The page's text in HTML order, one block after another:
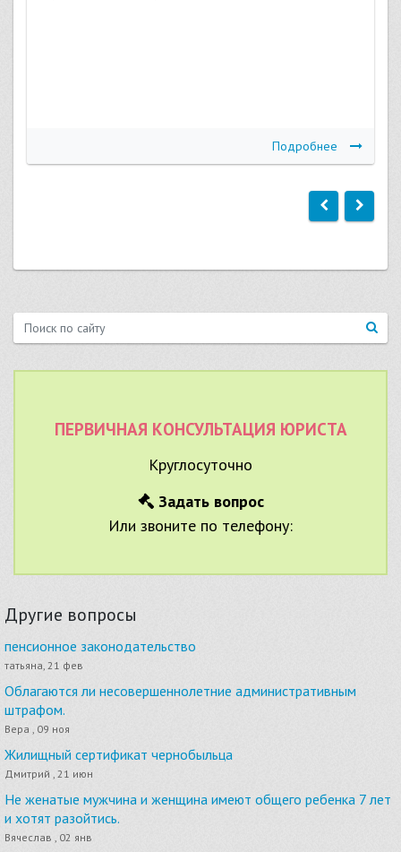
Подробнее
ПЕРВИЧНАЯ КОНСУЛЬТАЦИЯ ЮРИСТА
Круглосуточно
Задать вопрос
Или звоните по телефону:
Другие вопросы
пенсионное законодательство
татьяна, 21 фев
Облагаются ли несовершеннолетние административным
штрафом.
Вера , 09 ноя
Жилищный сертификат чернобыльца
Дмитрий , 21 июн
Не женатые мужчина и женщина имеют общего ребенка 7 лет
и хотят разойтись.
Вячеслав , 02 янв